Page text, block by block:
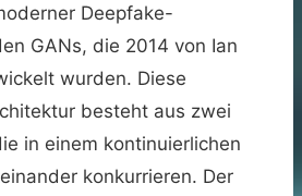
Deepfake-
GANs, die 2014 von Ian
wurden. Diese
besteht aus zwei
in einem kontinuierlichen
konkurrieren. Der